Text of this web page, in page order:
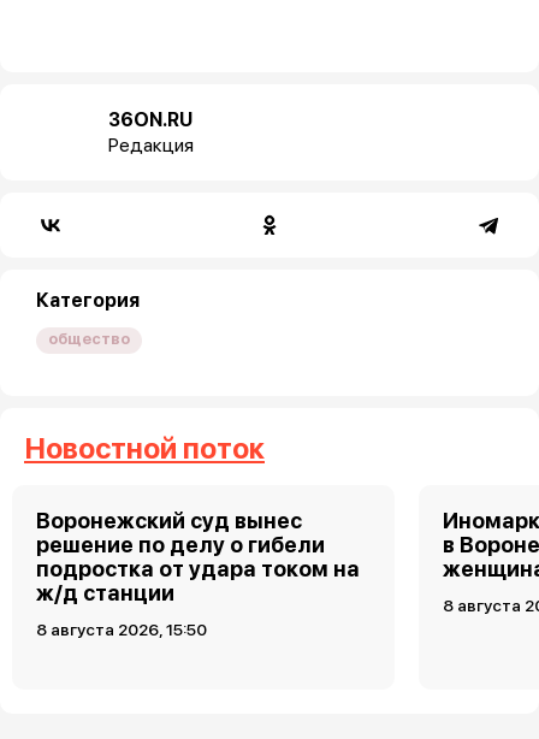
36ON.RU
Редакция
Категория
общество
Новостной поток
Воронежский суд вынес
решение по делу о гибели
подростка от удара током на
ж/д станции
8 августа 2026, 15:50
в
8 августа